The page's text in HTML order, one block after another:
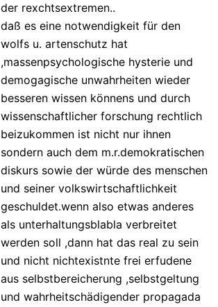
der rexchtsextremen..
daß es eine notwendigkeit für den
wolfs u. artenschutz hat
,massenpsychologische hysterie und
demogagische unwahrheiten wieder
besseren wissen könnens und durch
wissenschaftlicher forschung rechtlich
beizukommen ist nicht nur ihnen
sondern auch dem m.r.demokratischen
diskurs sowie der würde des menschen
und seiner volkswirtschaftlichkeit
geschuldet.wenn also etwas anderes
als unterhaltungsblabla verbreitet
werden soll ,dann hat das real zu sein
und nicht nichtexistnte frei erfudene
aus selbstbereicherung ,selbstgeltung
und wahrheitschädigender propagada